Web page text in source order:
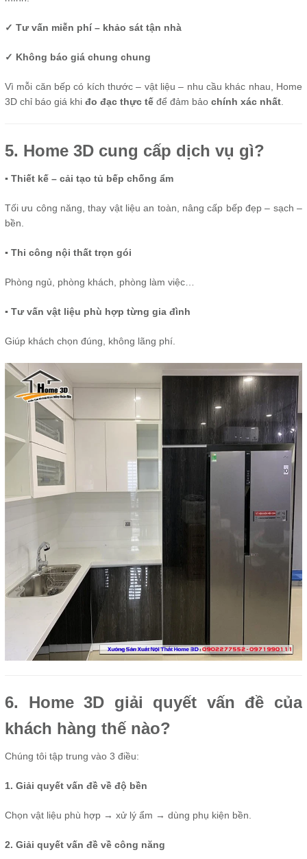
✓ Tư vấn miễn phí – khảo sát tận nhà
✓ Không báo giá chung chung
Vì mỗi căn bếp có kích thước – vật liệu – nhu cầu khác nhau, Home
3D chỉ báo giá khi đo đạc thực tế để đảm bảo chính xác nhất
5. Home 3D cung cấp dịch vụ gì?
▪ Thiết kế – cải tạo tủ bếp chống ẩm
Tối ưu công năng, thay vật liệu an toàn, nâng cấp bếp đẹp – sạch –
bền.
▪ Thi công nội thất trọn gói
Phòng ngủ, phòng khách, phòng làm việc…
▪ Tư vấn vật liệu phù hợp từng gia đình
Giúp khách chọn đúng, không lãng phí.
6. Home 3D giải quyết vấn đề của
khách hàng thế nào?
Chúng tôi tập trung vào 3 điều:
1. Giải quyết vấn đề về độ bền
Chọn vật liệu phù hợp → xử lý ẩm → dùng phụ kiện bền.
2. Giải quyết vấn đề về công năng